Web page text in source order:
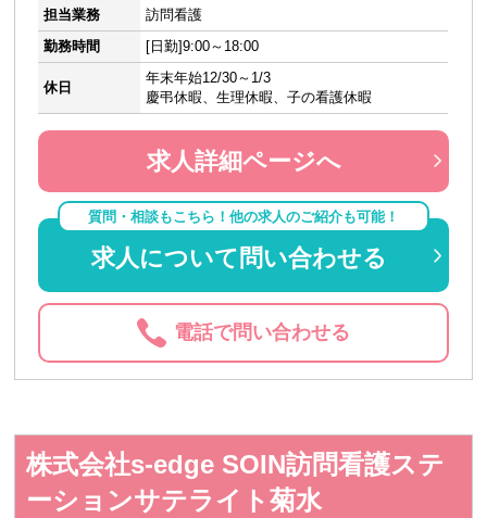
担当業務
訪問看護
勤務時間
[日勤]9:00～18:00
休日
年末年始12/30～1/3
慶弔休暇、生理休暇、子の看護休暇
求人詳細ページへ
質問・相談もこちら！他の求人のご紹介も可能！
求人について問い合わせる
電話で問い合わせる
株式会社s-edge SOIN訪問看護ステ
ーションサテライト菊水